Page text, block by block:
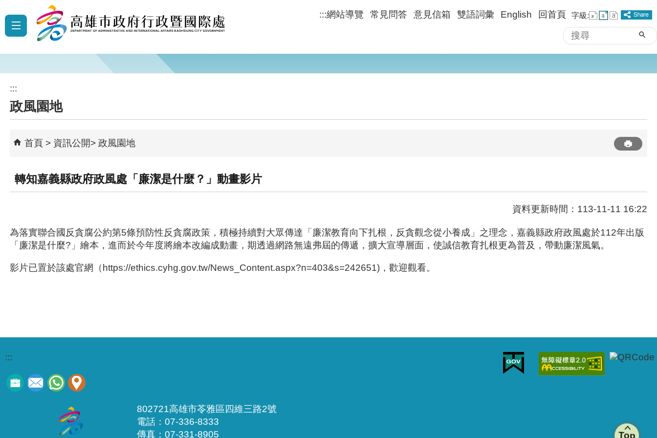
跳到主要內容區塊 :::網站導覽 常見問答 意見信箱 雙語詞彙 English 回首頁 字級:
搜
尋
進階搜尋
:::
政風園地
首頁 資訊公開 政風園地
轉知嘉義縣政府政風處「廉潔是什麼？」動畫影片
資料更新時間：113-11-11 16:22
為落實聯合國反貪腐公約第5條預防性反貪腐政策，積極持續對大眾傳達「廉潔教育向下扎根，反貪觀念從小養成」之理念，嘉義縣政府政風處於112年出版
「廉潔是什麼?」繪本，進而於今年度將繪本改編成動畫，期透過網路無遠弗屆的傳遞，擴大宣導層面，使誠信教育扎根更為普及，帶動廉潔風氣。
影片已置於該處官網（https://ethics.cyhg.gov.tw/News_Content.aspx?n=403&s=242651)，歡迎觀看。
:::
802721高雄市苓雅區四維三路2號
電話：07-336-8333
傳真：07-331-8905
Top